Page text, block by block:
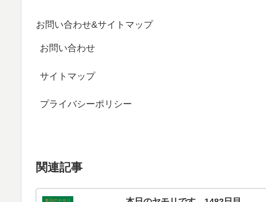
お問い合わせ&サイトマップ
お問い合わせ
サイトマップ
プライバシーポリシー
関連記事
本日のヤモリ